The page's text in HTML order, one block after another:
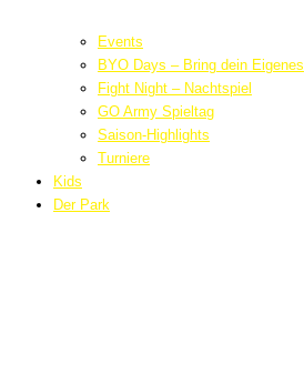
Events
BYO Days – Bring dein Eigenes
Fight Night – Nachtspiel
GO Army Spieltag
Saison-Highlights
Turniere
Kids
Der Park